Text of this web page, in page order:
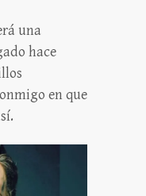
una
hace
en que